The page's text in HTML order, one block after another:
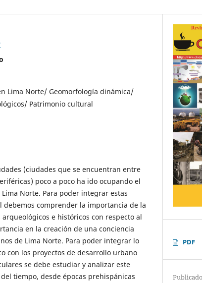
Lima Norte/ Geomorfología dinámica/
Patrimonio cultural
(ciudades que se encuentran entre
poco a poco ha ido ocupando el
Norte. Para poder integrar estas
debemos comprender la importancia de la
e históricos con respecto al
en la creación de una conciencia
de Lima Norte. Para poder integrar lo
con los proyectos de desarrollo urbano
se debe estudiar y analizar este
tiempo, desde épocas prehispánicas
PDF
Publicado